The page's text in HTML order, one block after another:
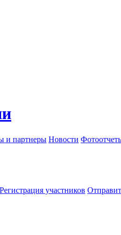
и партнеры Новости
Регистрация участников